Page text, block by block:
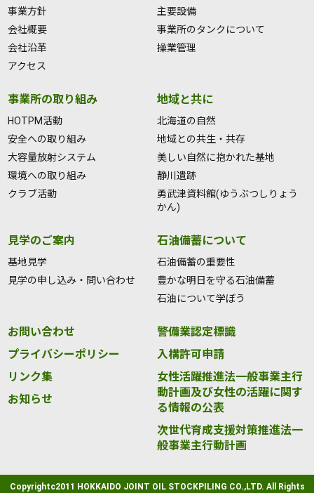
事業方針
会社概要
会社沿革
アクセス
主要設備
事業所のタンクについて
操業管理
事業所の取り組み
HOTPM活動
安全への取り組み
大容量放射システム
環境への取り組み
クラブ活動
地域と共に
北海道の自然
地域との共生・共存
美しい自然に抱かれた基地
静川遺跡
勇武津資料館(ゆうぶつしりょう
かん)
見学のご案内
基地見学
見学の申し込み・問い合わせ
石油備蓄について
石油備蓄の重要性
豊かな明日を守る石油備蓄
石油について学ぼう
お問い合わせ
プライバシーポリシー
リンク集
お知らせ
警備業認定標識
入構許可申請
女性活躍推進法一般事業主行
動計画及び女性の活躍に関す
る情報の公表
次世代育成支援対策推進法一
般事業主行動計画
Copyrightc2011 HOKKAIDO JOINT OIL STOCKPILING CO.,LTD. All Rights